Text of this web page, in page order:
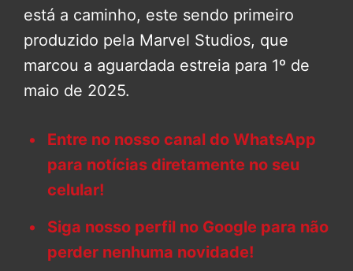
está a caminho, este sendo primeiro
produzido pela Marvel Studios, que
marcou a aguardada estreia para 1º de
maio de 2025.
Entre no nosso canal do WhatsApp
para notícias diretamente no seu
celular!
Siga nosso perfil no Google para não
perder nenhuma novidade!